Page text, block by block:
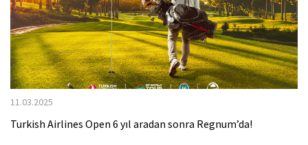
11.03.2025
Turkish Airlines Open 6 yıl aradan sonra Regnum’da!